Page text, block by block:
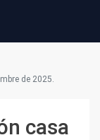
de 2025.
casa